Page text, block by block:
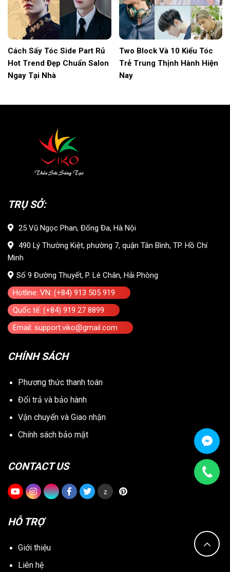
Cách Sấy Tóc Side Part Rủ
Hot Trend Đẹp Chuẩn Salon
Ngay Tại Nhà
Two Block Và 10 Kiểu Tóc
Trẻ Trung Thịnh Hành Hiện
Nay
TRỤ SỞ:
25 Vũ Ngọc Phan, Đống Đa, Hà Nội
490 Lý Thường Kiệt, phường 7, quận Tân Bình, TP. Hồ Chí
Minh
Số 9 Đường Thuyết, P. Lê Chân, Hải Phòng
Hotline: VN: (+84) 913 505 919
Quốc tế: (+84) 919 27 8899
Email: support.viko@gmail.com
CHÍNH SÁCH
Phương thức thanh toán
Đổi trả và bảo hành
Vận chuyển và Giao nhận
Chính sách bảo mật
CONTACT US
z
HỖ TRỢ
Giới thiệu
Liên hệ